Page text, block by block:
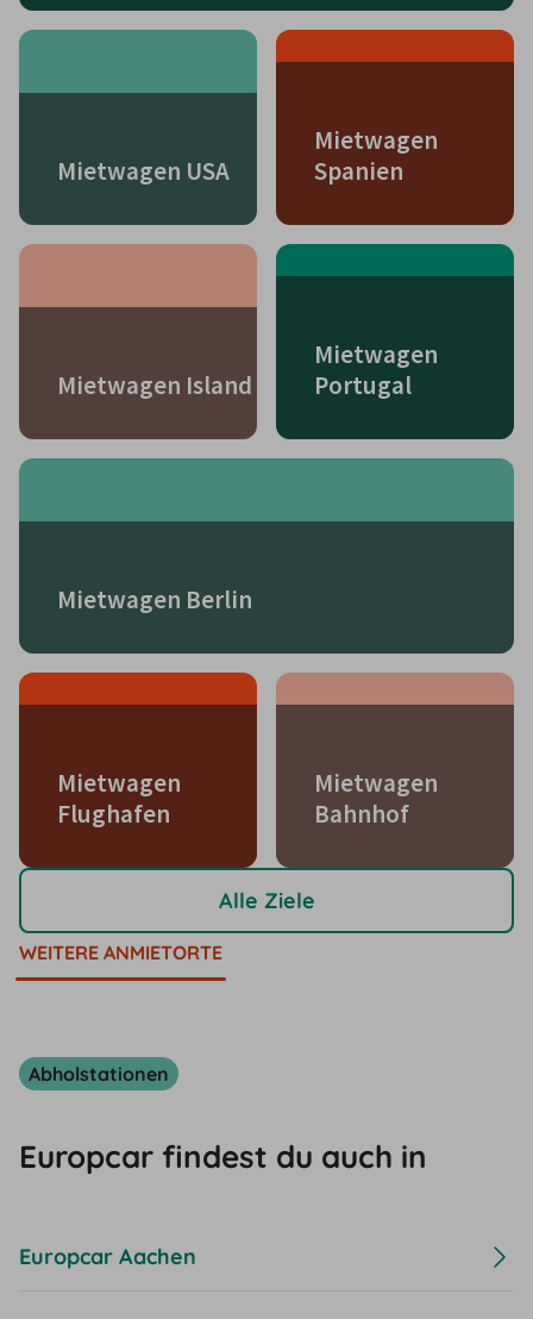
Mietwagen USA
Mietwagen
Spanien
Mietwagen Island
Mietwagen
Portugal
Mietwagen Berlin
Mietwagen
Flughafen
Mietwagen
Bahnhof
Alle Ziele
WEITERE ANMIETORTE
Abholstationen
Europcar findest du auch in
Europcar Aachen